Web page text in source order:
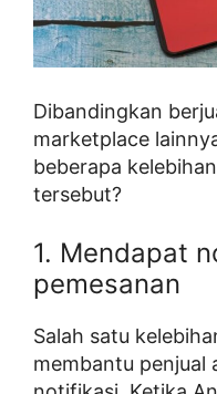
Dibandingkan
marketplace
beberapa
tersebut?
1. Mendapat
pemesanan
Salah satu
membantu penjual